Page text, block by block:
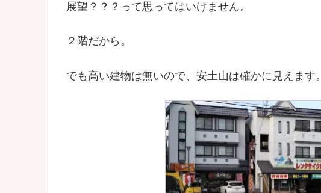
展望？？？って思ってはいけません。
２階だから。
でも高い建物は無いので、安土山は確かに見えます。